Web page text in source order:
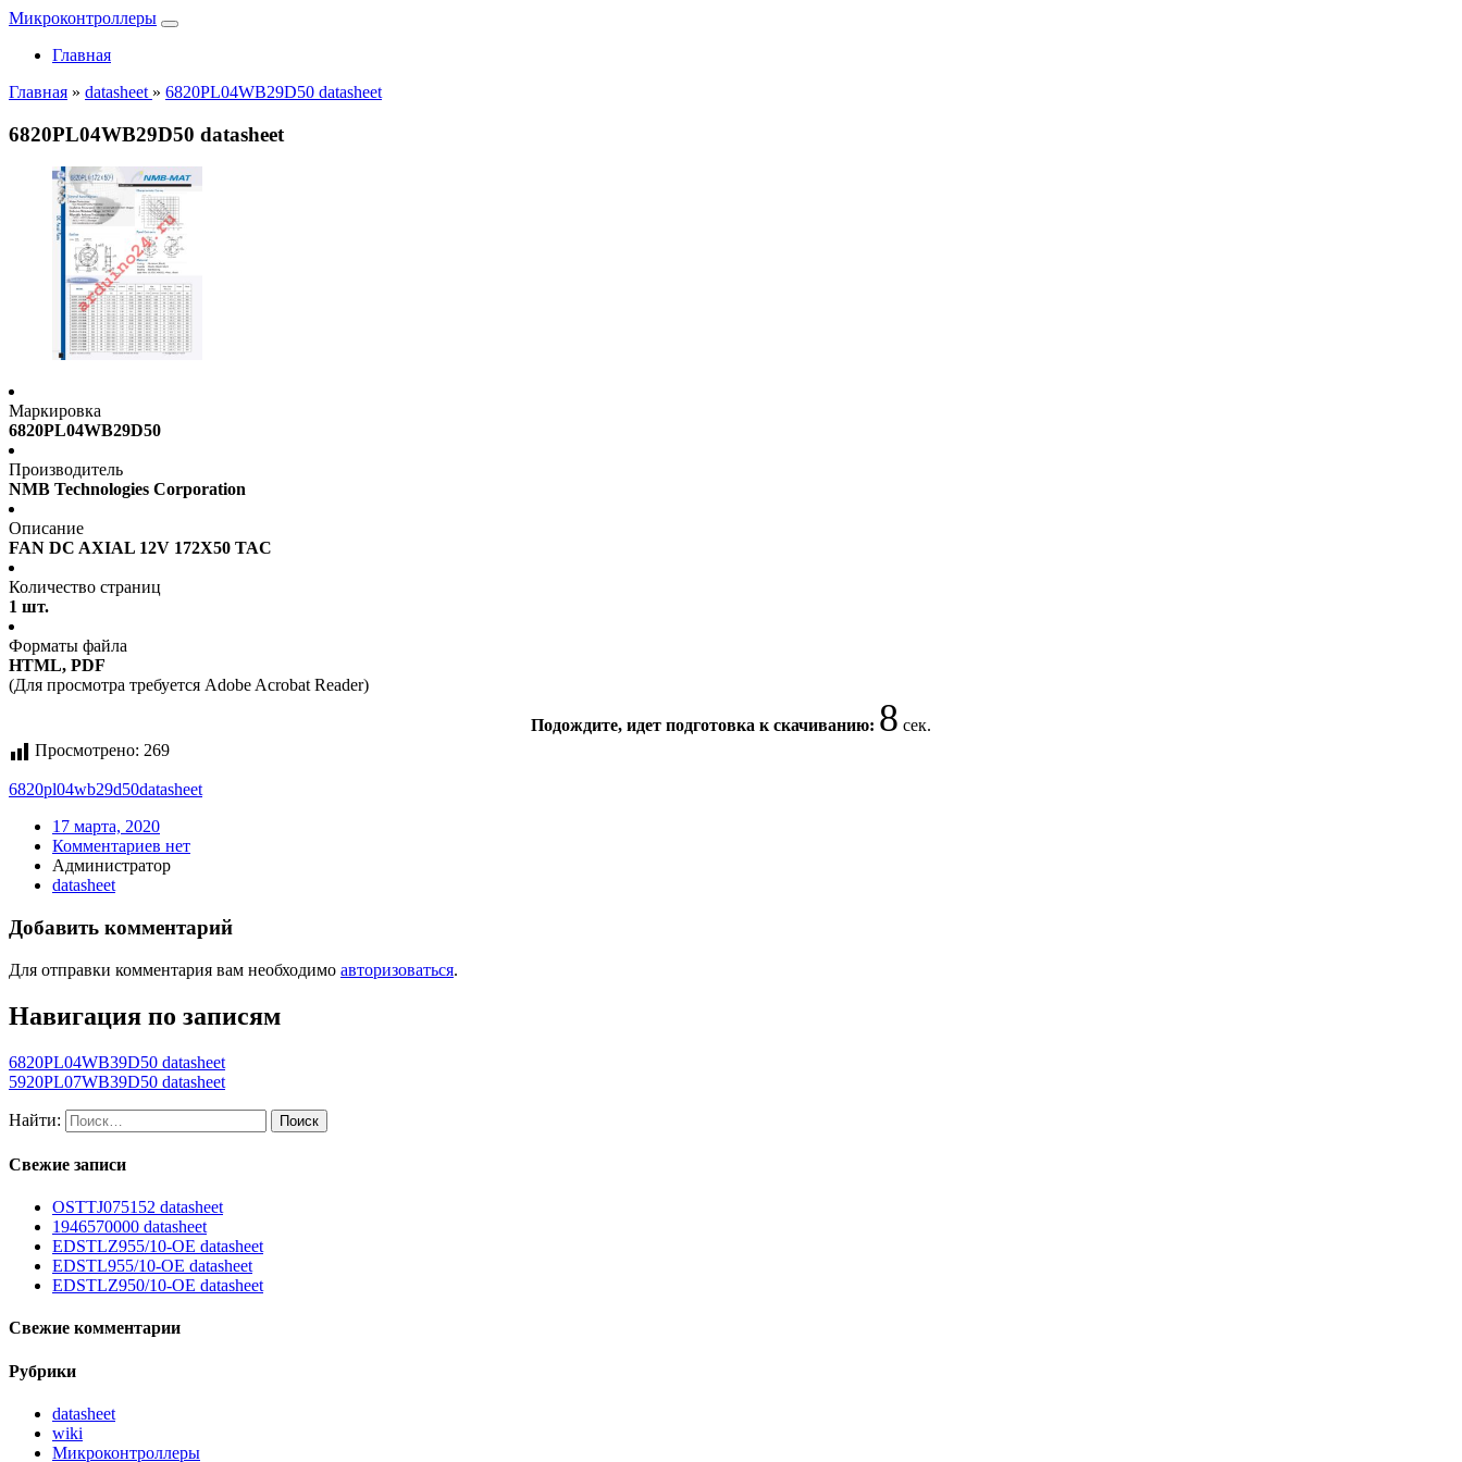
Микроконтроллеры
Главная
Главная » datasheet » 6820PL04WB29D50 datasheet
6820PL04WB29D50 datasheet
Маркировка
6820PL04WB29D50
Производитель
NMB Technologies Corporation
Описание
FAN DC AXIAL 12V 172X50 TAC
Количество страниц
1 шт.
Форматы файла
HTML, PDF
(Для просмотра требуется Adobe Acrobat Reader)
Подождите, идет подготовка к скачиванию: 8 сек.
Просмотрено: 269
6820pl04wb29d50datasheet
17 марта, 2020
Комментариев нет
Администратор
datasheet
Добавить комментарий
Для отправки комментария вам необходимо авторизоваться.
Навигация по записям
6820PL04WB39D50 datasheet
5920PL07WB39D50 datasheet
Найти:
Свежие записи
OSTTJ075152 datasheet
1946570000 datasheet
EDSTLZ955/10-OE datasheet
EDSTL955/10-OE datasheet
EDSTLZ950/10-OE datasheet
Свежие комментарии
Рубрики
datasheet
wiki
Микроконтроллеры